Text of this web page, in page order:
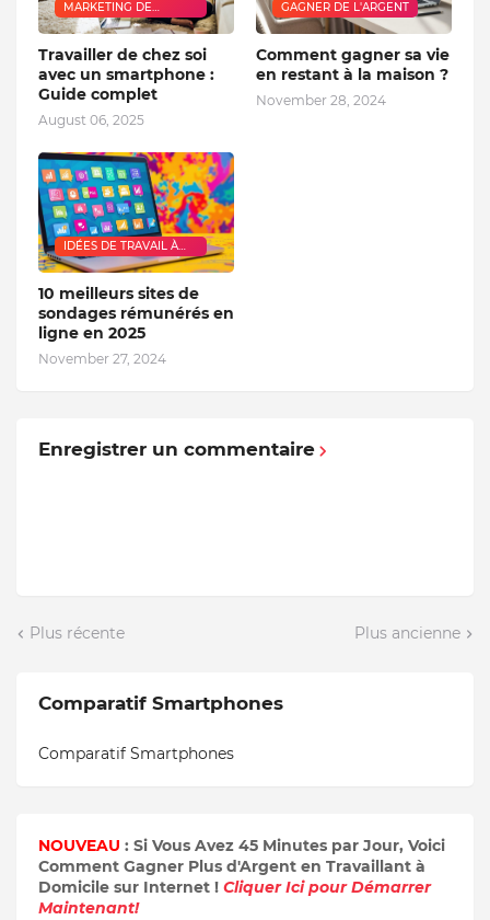
MARKETING DE
RÉSEAU
Travailler de chez soi
avec un smartphone :
Guide complet
August 06, 2025
GAGNER DE L'ARGENT
Comment gagner sa vie
en restant à la maison ?
November 28, 2024
IDÉES DE TRAVAIL À
DOMICILE
10 meilleurs sites de
sondages rémunérés en
ligne en 2025
November 27, 2024
Enregistrer un commentaire
Plus récente Plus ancienne
Comparatif Smartphones
Comparatif Smartphones
NOUVEAU : Si Vous Avez 45 Minutes par Jour, Voici
Comment Gagner Plus d'Argent en Travaillant à
Domicile sur Internet ! Cliquer Ici pour Démarrer
Maintenant!